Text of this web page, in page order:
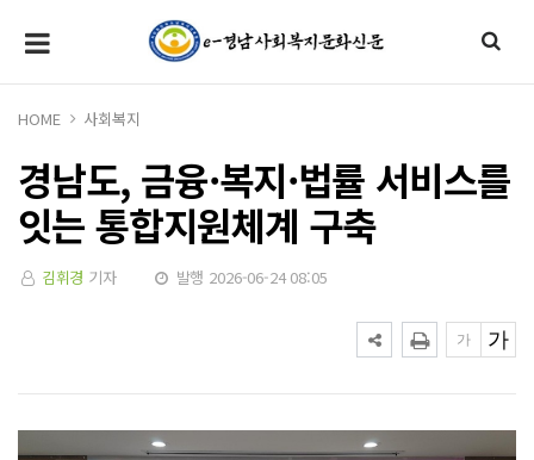
HOME 사회복지
경남도, 금융·복지·법률 서비스를
잇는 통합지원체계 구축
김휘경 기자 발행 2026-06-24 08:05